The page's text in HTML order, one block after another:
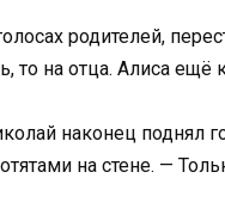
родителей,
то на отца. Алиса ещё
наконец поднял
на стене. —